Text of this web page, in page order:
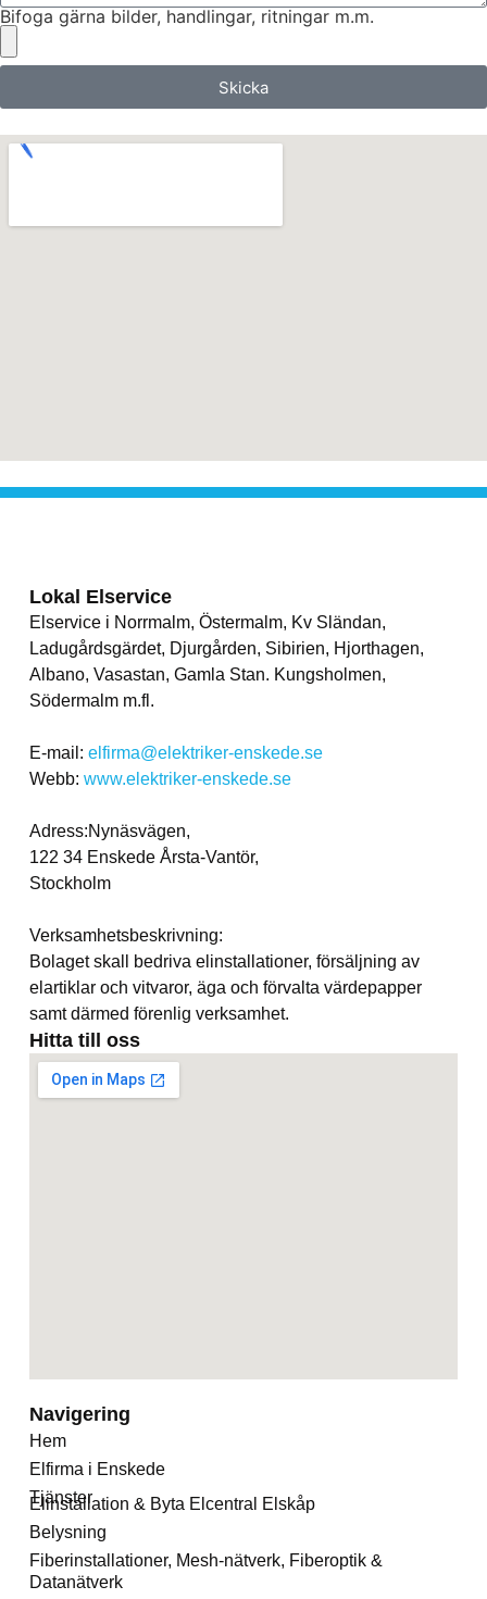
Bifoga gärna bilder, handlingar, ritningar m.m.
Skicka
Lokal Elservice
Elservice i Norrmalm, Östermalm, Kv Sländan,
Ladugårdsgärdet, Djurgården, Sibirien, Hjorthagen,
Albano, Vasastan, Gamla Stan. Kungsholmen,
Södermalm m.fl.
E-mail: elfirma@elektriker-enskede.se
Webb: www.elektriker-enskede.se
Adress:Nynäsvägen,
122 34 Enskede Årsta-Vantör,
Stockholm
Verksamhetsbeskrivning:
Bolaget skall bedriva elinstallationer, försäljning av
elartiklar och vitvaror, äga och förvalta värdepapper
samt därmed förenlig verksamhet.
Hitta till oss
Navigering
Hem
Elfirma i Enskede
Tjänster
Elinstallation & Byta Elcentral Elskåp
Belysning
Fiberinstallationer, Mesh-nätverk, Fiberoptik &
Datanätverk